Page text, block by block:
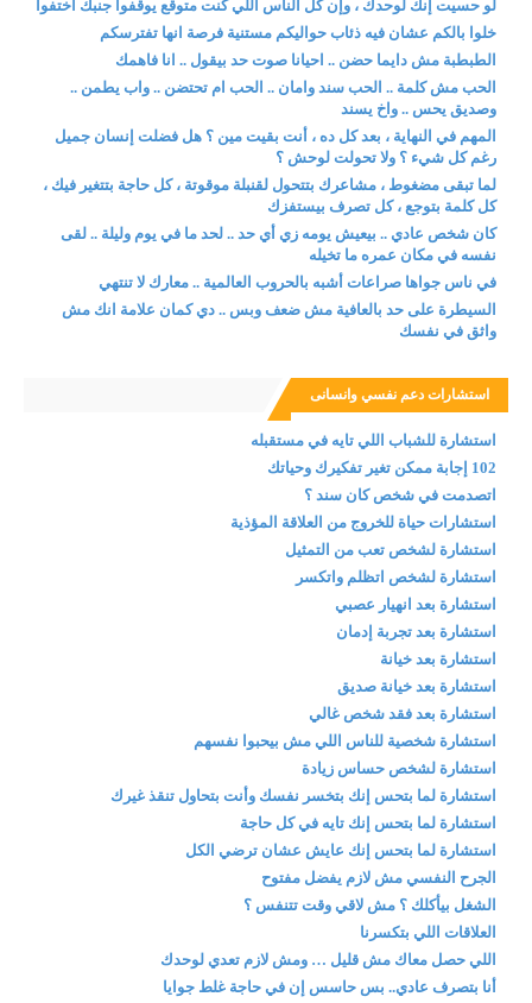
لو حسيت إنك لوحدك ، وإن كل الناس اللي كنت متوقع يوقفوا جنبك اختفوا
خلوا بالكم عشان فيه ذئاب حواليكم مستنية فرصة انها تفترسكم
الطبطبة مش دايما حضن .. احيانا صوت حد بيقول .. انا فاهمك
الحب مش كلمة .. الحب سند وامان .. الحب ام تحتضن .. واب يطمن ..
وصديق يحس .. واخ يسند
المهم في النهاية ، بعد كل ده ، أنت بقيت مين ؟ هل فضلت إنسان جميل
رغم كل شيء ؟ ولا تحولت لوحش ؟
لما تبقى مضغوط ، مشاعرك بتتحول لقنبلة موقوتة ، كل حاجة بتتغير فيك ،
كل كلمة بتوجع ، كل تصرف بيستفزك
كان شخص عادي .. بيعيش يومه زي أي حد .. لحد ما في يوم وليلة .. لقى
نفسه في مكان عمره ما تخيله
في ناس جواها صراعات أشبه بالحروب العالمية .. معارك لا تنتهي
السيطرة على حد بالعافية مش ضعف وبس .. دي كمان علامة انك مش
واثق في نفسك
استشارات دعم نفسي وانسانى
استشارة للشباب اللي تايه في مستقبله
102 إجابة ممكن تغير تفكيرك وحياتك
اتصدمت في شخص كان سند ؟
استشارات حياة للخروج من العلاقة المؤذية
استشارة لشخص تعب من التمثيل
استشارة لشخص اتظلم واتكسر
استشارة بعد انهيار عصبي
استشارة بعد تجربة إدمان
استشارة بعد خيانة
استشارة بعد خيانة صديق
استشارة بعد فقد شخص غالي
استشارة شخصية للناس اللي مش بيحبوا نفسهم
استشارة لشخص حساس زيادة
استشارة لما بتحس إنك بتخسر نفسك وأنت بتحاول تنقذ غيرك
استشارة لما بتحس إنك تايه في كل حاجة
استشارة لما بتحس إنك عايش عشان ترضي الكل
الجرح النفسي مش لازم يفضل مفتوح
الشغل بيأكلك ؟ مش لاقي وقت تتنفس ؟
العلاقات اللي بتكسرنا
اللي حصل معاك مش قليل … ومش لازم تعدي لوحدك
أنا بتصرف عادي.. بس حاسس إن في حاجة غلط جوايا